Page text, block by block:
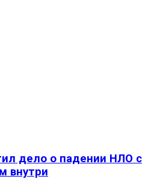
дело о падении НЛО с
внутри